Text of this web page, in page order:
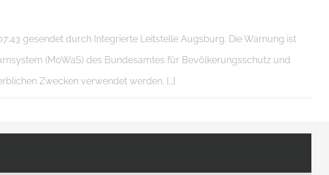
gesendet durch Integrierte Leitstelle Augsburg. Die Warnung ist
(MoWaS) des Bundesamtes für Bevölkerungsschutz und
Zwecken verwendet werden. […]